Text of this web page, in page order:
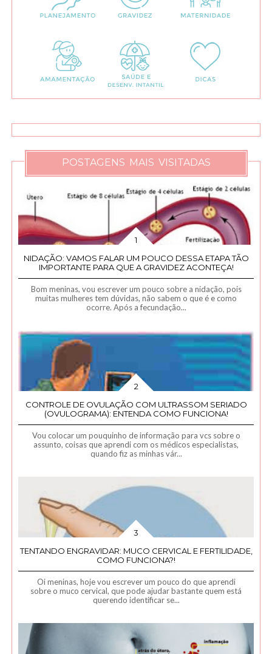
POSTAGENS MAIS VISITADAS
NIDAÇÃO: VAMOS FALAR UM POUCO DESSA ETAPA TÃO
IMPORTANTE PARA QUE A GRAVIDEZ ACONTEÇA!
Bom meninas, vou escrever um pouco sobre a nidação, pois
muitas mulheres tem dúvidas, não sabem o que é e como
ocorre. Após a fecundação...
CONTROLE DE OVULAÇÃO COM ULTRASSOM SERIADO
(OVULOGRAMA): ENTENDA COMO FUNCIONA!
Vou colocar um pouquinho de informação para vcs sobre o
assunto, coisas que aprendi com os médicos especialistas,
quando fiz as minhas vár...
TENTANDO ENGRAVIDAR: MUCO CERVICAL E FERTILIDADE,
COMO FUNCIONA?!
Oi meninas, hoje vou escrever um pouco do que aprendi
sobre o muco cervical, que pode ajudar bastante quem está
querendo identificar se...